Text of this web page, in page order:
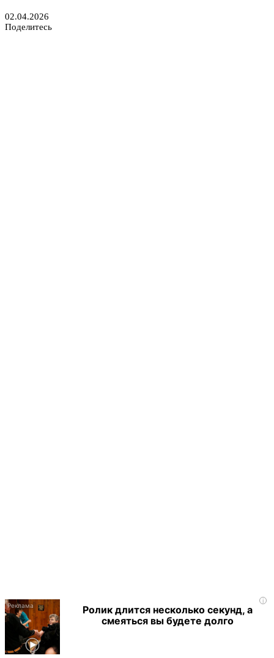
02.04.2026
Поделитесь
i
Ролик длится несколько секунд, а
смеяться вы будете долго